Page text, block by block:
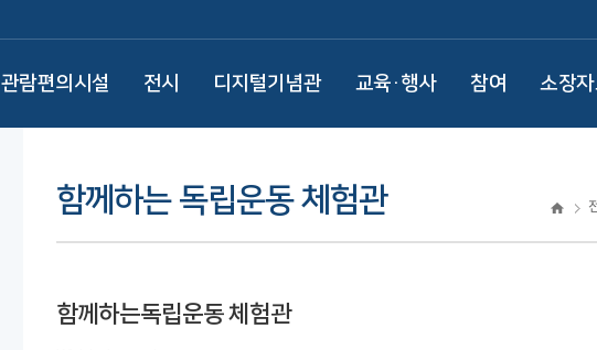
관람편의시설 전시 디지털기념관 교육·행사 참여 소장
함께하는 독립운동 체험관
함께하는독립운동 체험관